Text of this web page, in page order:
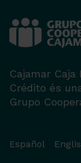
Cajamar
Crédito és
Grupo
Español